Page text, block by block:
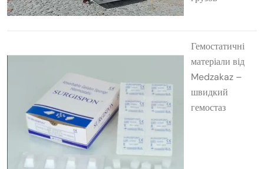
Гемостатичні
матеріали від
Medzakaz –
швидкий
гемостаз